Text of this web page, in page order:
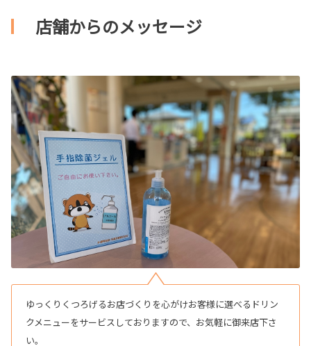
店舗からのメッセージ
ゆっくりくつろげるお店づくりを心がけお客様に選べるドリン
クメニューをサービスしておりますので、お気軽に御来店下さ
い。